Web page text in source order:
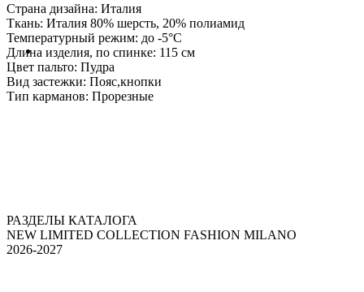
Страна дизайна: Италия
Ткань: Италия 80% шерсть, 20% полиамид
Температурный режим: до -5°С
Длина изделия, по спинке: 115 см
Цвет пальто: Пудра
Вид застежки: Пояс,кнопки
Тип карманов: Прорезные
РАЗДЕЛЫ КАТАЛОГА
NEW LIMITED COLLECTION FASHION MILANO
2026-2027